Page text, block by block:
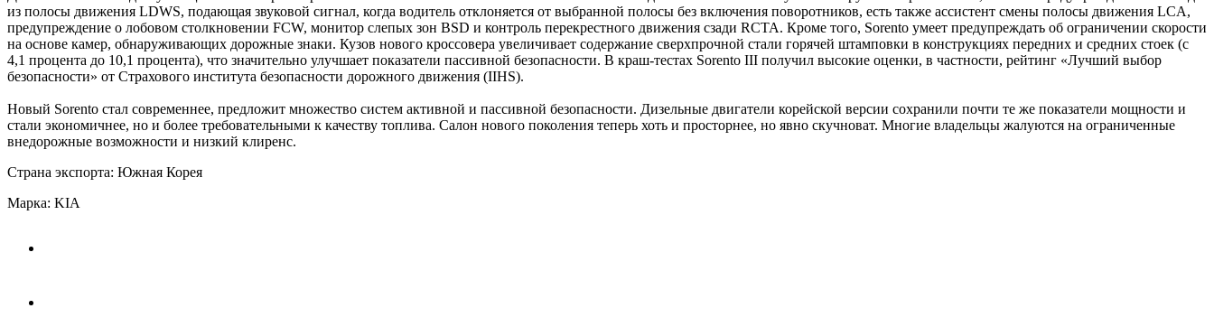
из полосы движения LDWS, подающая звуковой сигнал, когда водитель отклоняется от выбранной полосы без включения поворотников, есть также ассистент смены полосы движения LCA,
предупреждение о лобовом столкновении FCW, монитор слепых зон BSD и контроль перекрестного движения сзади RCTA. Кроме того, Sorento умеет предупреждать об ограничении скорости
на основе камер, обнаруживающих дорожные знаки. Кузов нового кроссовера увеличивает содержание сверхпрочной стали горячей штамповки в конструкциях передних и средних стоек (с
4,1 процента до 10,1 процента), что значительно улучшает показатели пассивной безопасности. В краш-тестах Sorento III получил высокие оценки, в частности, рейтинг «Лучший выбор
безопасности» от Страхового института безопасности дорожного движения (IIHS).
Новый Sorento стал современнее, предложит множество систем активной и пассивной безопасности. Дизельные двигатели корейской версии сохранили почти те же показатели мощности и
стали экономичнее, но и более требовательными к качеству топлива. Салон нового поколения теперь хоть и просторнее, но явно скучноват. Многие владельцы жалуются на ограниченные
внедорожные возможности и низкий клиренс.
Страна экспорта: Южная Корея
Марка: KIA